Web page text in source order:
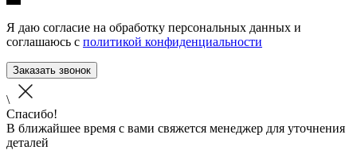
Я даю согласие на обработку персональных данных и
соглашаюсь с политикой конфиденциальности
Заказать звонок
\
Спасибо!
В ближайшее время с вами свяжется менеджер для уточнения
деталей